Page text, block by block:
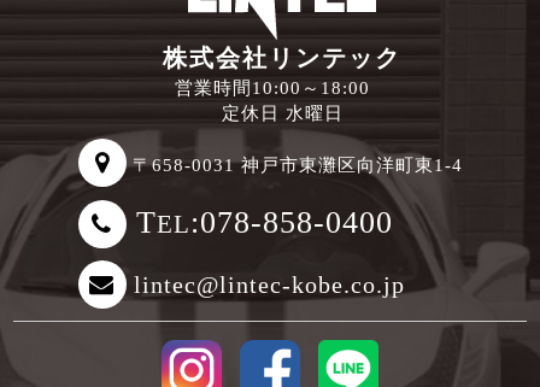
株式会社リンテック
営業時間10:00～18:00
定休日 水曜日
〒658-0031 神戸市東灘区向洋町東1-4
TEL:078-858-0400
lintec@lintec-kobe.co.jp